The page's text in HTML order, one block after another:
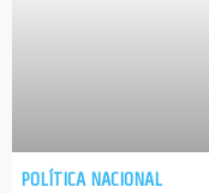
POLÍTICA NACIONAL